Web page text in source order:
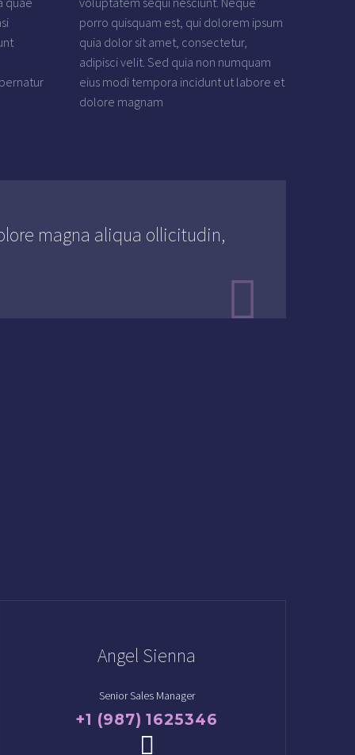
porro quisquam est, qui dolorem ipsum
quia dolor sit amet, consectetur,
adipisci velit. Sed quia non numquam
eius modi tempora incidunt ut labore et
dolore magnam
magna aliqua ollicitudin,

Angel Sienna
Senior Sales Manager
+1 (987) 1625346